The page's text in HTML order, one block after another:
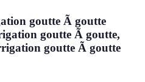
goutte Ã goutte
goutte Ã goutte,
goutte Ã goutte